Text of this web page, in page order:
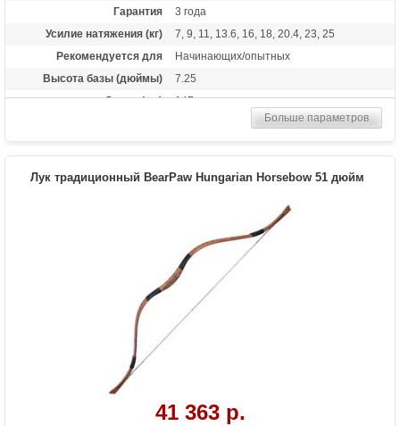
Гарантия
3 года
Усилие натяжения (кг)
7, 9, 11, 13.6, 16, 18, 20.4, 23, 25
Рекомендуется для
Начинающих/опытных
Высота базы (дюймы)
7.25
Длина (см)
147
Полочка, чехол, тетива Whisper String
Материалы изделия
Американский черный орех, бамбук,
покрытие Bearpaw Power Glas
Назначение
Развлечение, охота
Больше параметров
Лук традиционный BearPaw Hungarian Horsebow 51 дюйм
41 363 р.